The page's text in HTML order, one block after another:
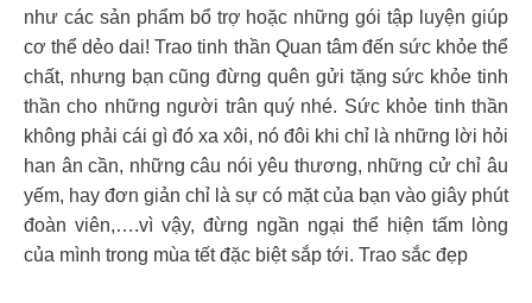
như các sản phẩm bổ trợ hoặc những gói tập luyện giúp
cơ thể dẻo dai! Trao tinh thần Quan tâm đến sức khỏe thể
chất, nhưng bạn cũng đừng quên gửi tặng sức khỏe tinh
thần cho những người trân quý nhé. Sức khỏe tinh thần
không phải cái gì đó xa xôi, nó đôi khi chỉ là những lời hỏi
han ân cần, những câu nói yêu thương, những cử chỉ âu
yếm, hay đơn giản chỉ là sự có mặt của bạn vào giây phút
đoàn viên,….vì vậy, đừng ngần ngại thể hiện tấm lòng
của mình trong mùa tết đặc biệt sắp tới. Trao sắc đẹp